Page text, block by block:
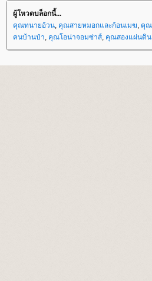
ผู้โหวตบล็อกนี้...
คุณทนายอ้วน คุณสายหมอกและก้อนเมฆ คุ
คนบ้านป่า คุณโอน่าจอมซ่าส์ คุณสองแผ่นดิน